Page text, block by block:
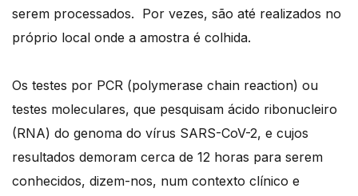
serem processados. Por vezes, são até realizados no
próprio local onde a amostra é colhida.
Os testes por PCR (polymerase chain reaction) ou
testes moleculares, que pesquisam ácido ribonucleiro
(RNA) do genoma do vírus SARS-CoV-2, e cujos
resultados demoram cerca de 12 horas para serem
conhecidos, dizem-nos, num contexto clínico e